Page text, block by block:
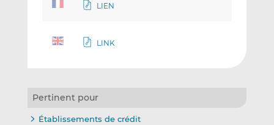
LIEN
LINK
Pertinent pour
Établissements de crédit